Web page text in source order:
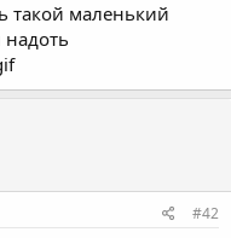
такой маленький
#42